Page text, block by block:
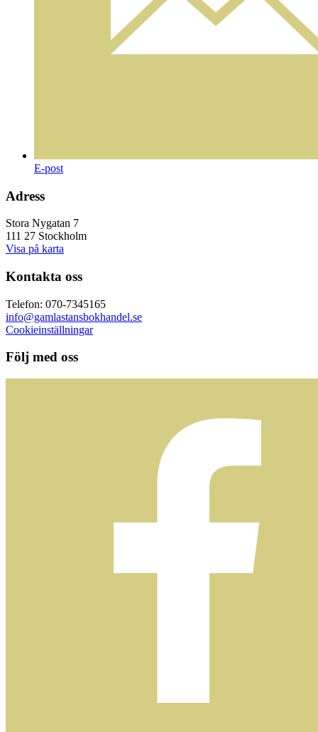
E-post
Adress
Stora Nygatan 7
111 27 Stockholm
Visa på karta
Kontakta oss
Telefon: 070-7345165
info@gamlastansbokhandel.se
Cookieinställningar
Följ med oss